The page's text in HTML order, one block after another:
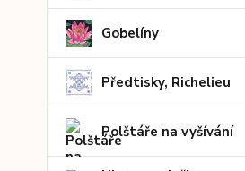
Gobelíny
Předtisky, Richelieu
Polštáře na vyšívání